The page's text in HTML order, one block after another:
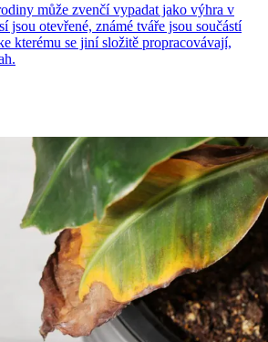
může zvenčí vypadat jako výhra v
jsou otevřené, známé tváře jsou součástí
kterému se jiní složitě propracovávají,